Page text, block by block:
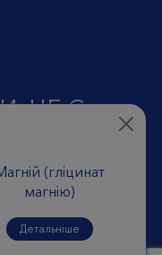
НЕ Є
в аптечних
(глiцинат
магнію)
Детальніше